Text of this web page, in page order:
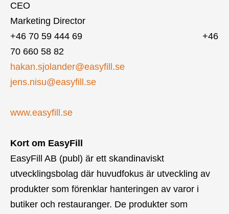
CEO
Marketing Director
+46 70 59 444 69 +46
70 660 58 82
hakan.sjolander@easyfill.se
jens.nisu@easyfill.se
www.easyfill.se
Kort om EasyFill
EasyFill AB (publ) är ett skandinaviskt
utvecklingsbolag där huvudfokus är utveckling av
produkter som förenklar hanteringen av varor i
butiker och restauranger. De produkter som